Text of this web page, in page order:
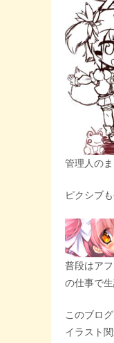
管理人のま
ピクシブ
普段はア
の仕事で生
このブロ
イラスト関